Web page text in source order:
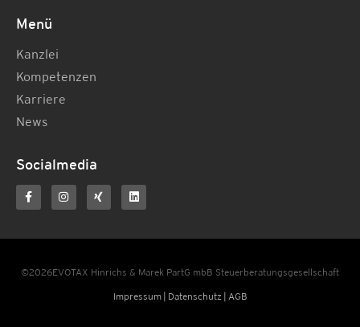
Menü
Kanzlei
Kompetenzen
Karriere
News
Socialmedia
©2026EVOTAX Hinrichs & Marek PartG mbB Steuerberatungsgesellschaft
Impressum| Datenschutz AGB